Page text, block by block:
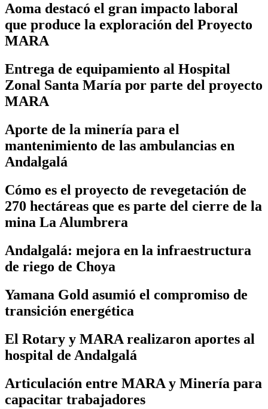
Aoma destacó el gran impacto laboral
que produce la exploración del Proyecto
MARA
Entrega de equipamiento al Hospital
Zonal Santa María por parte del proyecto
MARA
Aporte de la minería para el
mantenimiento de las ambulancias en
Andalgalá
Cómo es el proyecto de revegetación de
270 hectáreas que es parte del cierre de la
mina La Alumbrera
Andalgalá: mejora en la infraestructura
de riego de Choya
Yamana Gold asumió el compromiso de
transición energética
El Rotary y MARA realizaron aportes al
hospital de Andalgalá
Articulación entre MARA y Minería para
capacitar trabajadores